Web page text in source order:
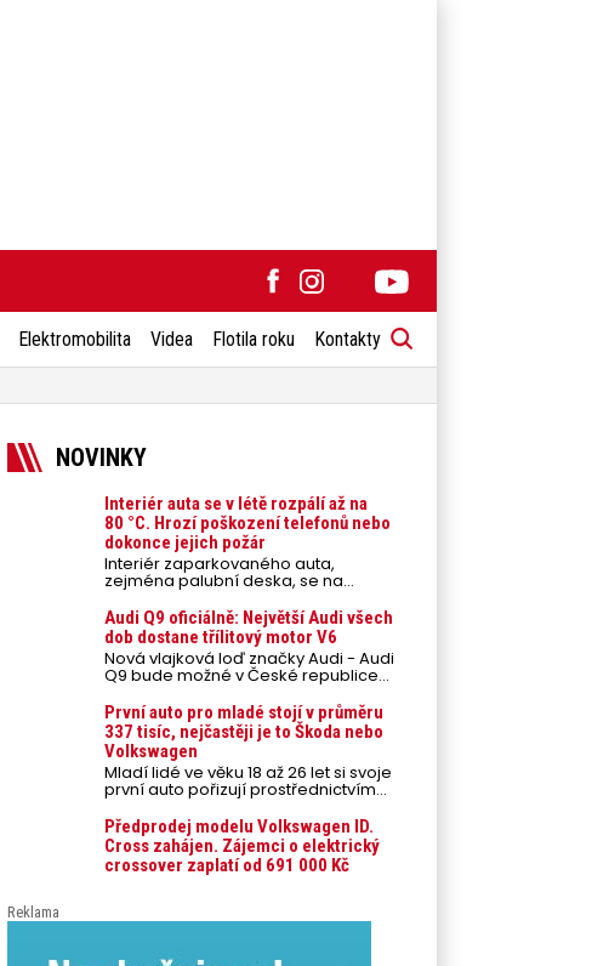
Elektromobilita Videa Flotila roku Kontakty
NOVINKY
Interiér auta se v létě rozpálí až na
80 °C. Hrozí poškození telefonů nebo
dokonce jejich požár
Interiér zaparkovaného auta,
zejména palubní deska, se na
přímém slunci může během letních
veder rozpálit až na 80 °C. Takové
teploty představují nebezpečí pro
odložené mobilní telefony,
powerbanky nebo notebooky. Můžou
urychlit stárnutí baterií, poškodit
případech i zvýšit riziko požáru.
Audi Q9 oficiálně: Největší Audi všech
dob dostane třílitový motor V6
Nová vlajková loď značky Audi - Audi
Q9 bude možné v České republice
objednávat od prvního srpnového
týdne 2026, kde budou oznámeny
také české ceny.
První auto pro mladé stojí v průměru
337 tisíc, nejčastěji je to Škoda nebo
Volkswagen
Mladí lidé ve věku 18 až 26 let si svoje
první auto pořizují prostřednictvím
úvěrového financování jako ojeté. Je
to tak u 93,3 % lidí, jen 6,7 % si pořídí
nové auto. Průměrná pořizovací
cena vozu dosahuje 337 tisíc korun a
průměrná financovaná částka
posledních 10 let (2016–2026).
Předprodej modelu Volkswagen ID.
Cross zahájen. Zájemci o elektrický
crossover zaplatí od 691 000 Kč
Reklama